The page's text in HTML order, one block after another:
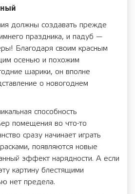
должны создавать прежде
праздника, и падуб —
Благодаря своим красным
осенью и похожим
шарики, он вполне
о новогоднем
способность
помещения во что-то
сразу начинает играть
появляются новые
эффект нарядности. А если
картину блестящими
нет предела.